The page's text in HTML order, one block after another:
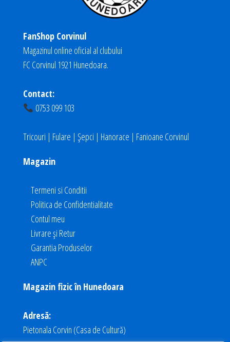
FanShop Corvinul
Magazinul online oficial al clubului
FC Corvinul 1921 Hunedoara.
Contact:
0753 099 103
Tricouri | Fulare | Șepci | Hanorace | Fanioane Corvinul
Magazin
Termeni si Conditii
Politica de Confidentialitate
Contul meu
Livrare și Retur
Garantia Produselor
ANPC
Magazin fizic în Hunedoara
Adresă:
Pietonala Corvin (Casa de Cultură)